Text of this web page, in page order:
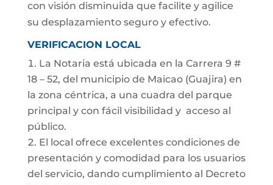
con visión disminuida que facilite y agilice
su desplazamiento seguro y efectivo.
VERIFICACION LOCAL
La Notaria está ubicada en la Carrera 9 #
18 – 52, del municipio de Maicao (Guajira) en
la zona céntrica, a una cuadra del parque
principal y con fácil visibilidad y acceso al
público.
El local ofrece excelentes condiciones de
presentación y comodidad para los usuarios
del servicio, dando cumplimiento al Decreto